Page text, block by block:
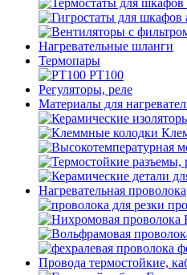
Нагревательные шланги
Термопары
PT100
Регуляторы, реле
Материалы для
Нагревательная проволока
Провода термостойкие,